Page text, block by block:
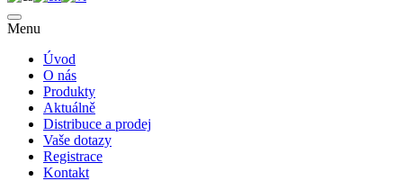
Menu
Úvod
O nás
Produkty
Aktuálně
Distribuce a prodej
Vaše dotazy
Registrace
Kontakt